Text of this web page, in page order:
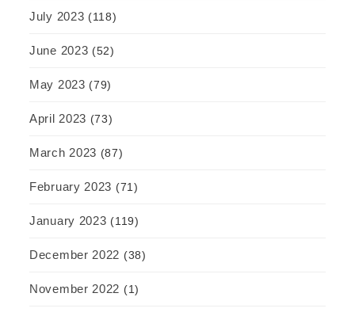
July 2023 (118)
June 2023 (52)
May 2023 (79)
April 2023 (73)
March 2023 (87)
February 2023 (71)
January 2023 (119)
December 2022 (38)
November 2022 (1)